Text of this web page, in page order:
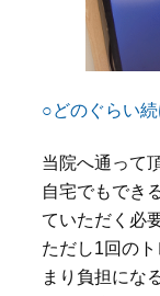
○どのぐらい続
当院へ通って
自宅でもでき
ていただく必
ただし1回の
まり負担にな